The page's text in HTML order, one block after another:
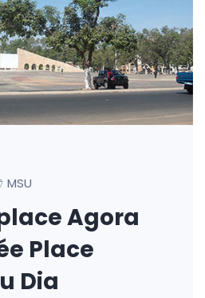
MSU
Agora
Place
Dia